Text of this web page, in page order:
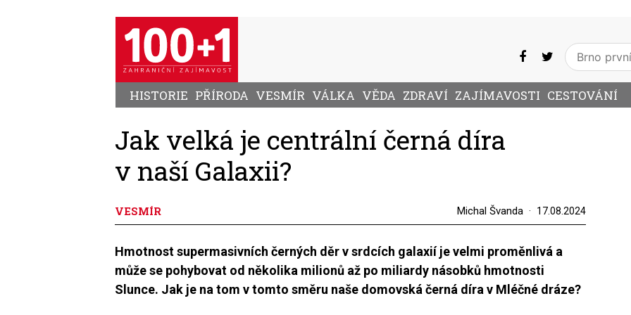
HISTORIE PŘÍRODA VESMÍR VÁLKA VĚDA ZDRAVÍ ZAJÍMAVOSTI CESTOVÁNÍ
Jak velká je centrální černá díra
v naší Galaxii?
VESMÍR Michal Švanda 17.08.2024
Hmotnost supermasivních černých děr v srdcích galaxií je velmi proměnlivá a
může se pohybovat od několika milionů až po miliardy násobků hmotnosti
Slunce. Jak je na tom v tomto směru naše domovská černá díra v Mléčné dráze?